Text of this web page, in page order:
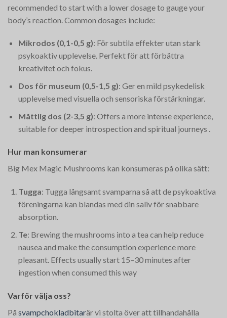
recommended to start with a lower dosage to gauge your
body’s reaction. Common dosages include:
Mikrodos (0,1-0,5 g): För subtila effekter utan stark
psykoaktiv upplevelse. Perfekt för att förbättra
kreativitet och fokus.
Dos för museum (0,5-1,5 g): Ger en mild psykedelisk
upplevelse med visuella och sensoriska förstärkningar.
Måttlig dos (2-3,5 g): Offers a more intense experience,
suitable for deeper introspection and spiritual journeys​
Hur man konsumerar
Big Mex Magic Mushrooms kan konsumeras på olika sätt:
Tugga: Tugga långsamt svamparna så att de psykoaktiva
föreningarna kan blandas med din saliv för snabbare
absorption.
Te: Brewing the mushrooms into a tea can help reduce
nausea and make the consumption experience more
pleasant. Effects usually start 15–30 minutes after
ingestion when consumed this way​
Varför välja oss?
På svampchokladbitarär vi stolta över att tillhandahålla